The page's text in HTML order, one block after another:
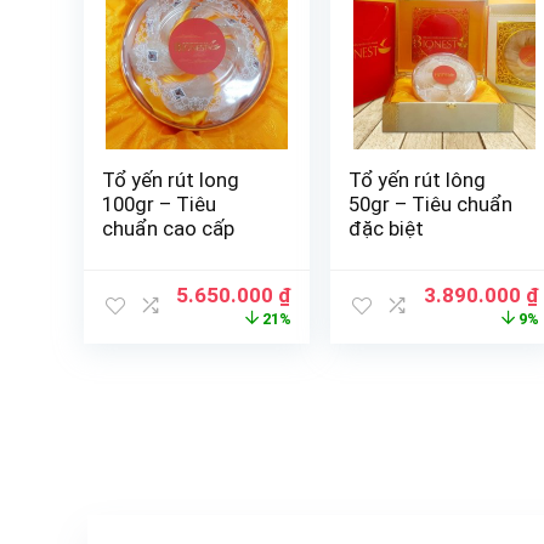
Tổ yến rút long
100gr – Tiêu
chuẩn cao cấp
5.650.000 ₫
21%
Tổ yến rút lông
50gr – Tiêu chuẩn
đặc biệt
3.890.000 ₫
9%